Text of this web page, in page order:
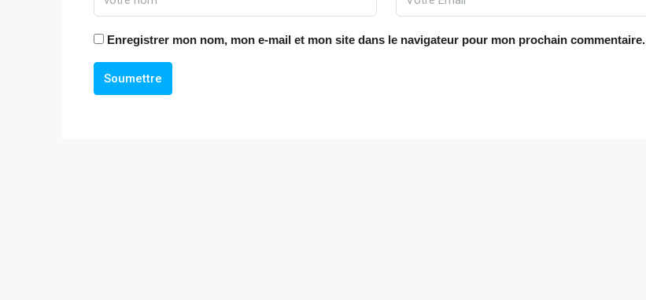
Enregistrer mon nom, mon e-mail et mon site dans le navigateur pour mon prochain commentaire.
Soumettre